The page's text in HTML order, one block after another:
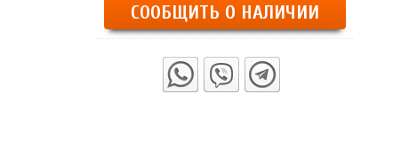
СООБЩИТЬ О НАЛИЧИИ